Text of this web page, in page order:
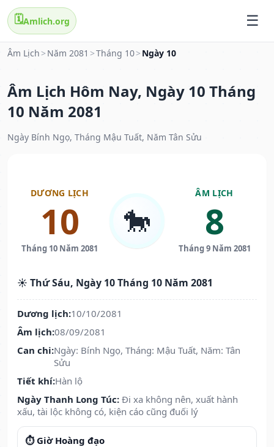
🗓️Amlich.org
Âm Lịch > Năm 2081 >Tháng 10> Ngày 10
Âm Lịch Hôm Nay, Ngày 10 Tháng
10 Năm 2081
Ngày Bính Ngọ, Tháng Mậu Tuất, Năm Tân Sửu
DƯƠNG LỊCH
10
Tháng 10 Năm 2081
🐎
ÂM LỊCH
8
Tháng 9 Năm 2081
☀️ Thứ Sáu, Ngày 10 Tháng 10 Năm 2081
Dương lịch:10/10/2081
Âm lịch:08/09/2081
Can chi:Ngày: Bính Ngọ, Tháng: Mậu Tuất, Năm: Tân
Sửu
Tiết khí:Hàn lộ
Ngày Thanh Long Túc: Đi xa không nên, xuất hành
xấu, tài lộc không có, kiện cáo cũng đuối lý
⏱️ Giờ Hoàng đạo